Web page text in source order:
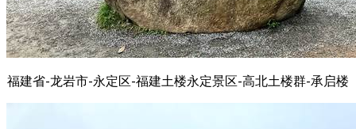
福建省-龙岩市-永定区-福建土楼永定景区-高北土楼群-承启楼